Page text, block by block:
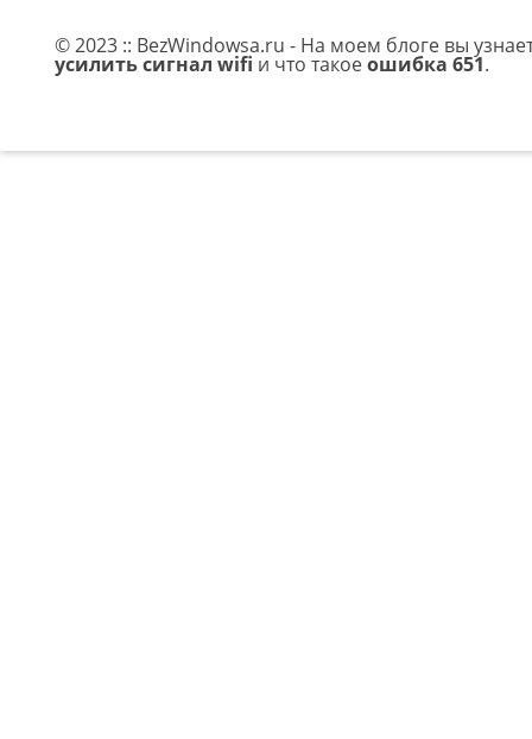
© 2023 :: BezWindowsa.ru - На моем блоге вы
усилить сигнал wifi и что такоеошибка 651.